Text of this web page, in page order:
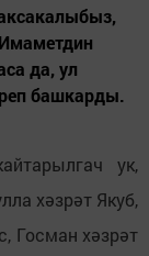
да, ул
башкарды.
ук,
хәзрәт Якуб,
Госман хәзрәт